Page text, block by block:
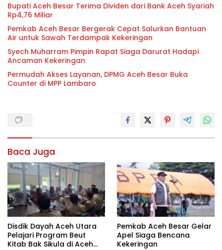
Bupati Aceh Besar Terima Dividen dari Bank Aceh Syariah
Rp4,76 Miliar
Pemkab Aceh Besar Bergerak Cepat Salurkan Bantuan
Air untuk Sawah Terdampak Kekeringan
Syech Muharram Pimpin Rapat Siaga Darurat Hadapi
Ancaman Kekeringan
Permudah Akses Layanan, DPMG Aceh Besar Buka
Counter di MPP Lambaro
Baca Juga
Disdik Dayah Aceh Utara
Pelajari Program Beut
Kitab Bak Sikula di Aceh
Pemkab Aceh Besar Gelar
Apel Siaga Bencana
Kekeringan